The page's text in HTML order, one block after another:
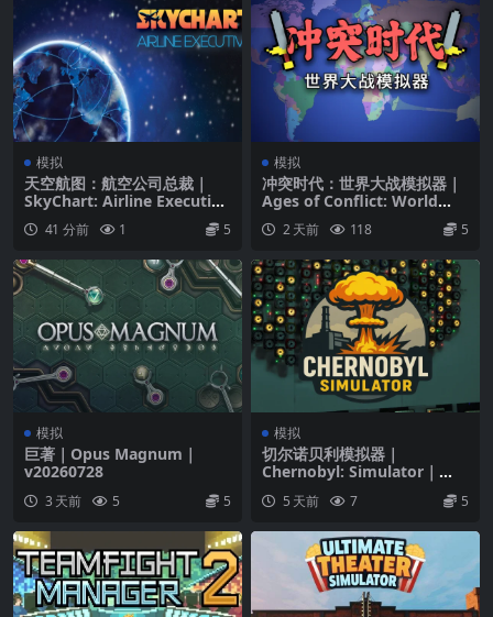
模拟
天空航图：航空公司总裁｜
SkyChart: Airline Executive
41 分前 1 5
模拟
冲突时代：世界大战模拟器｜
Ages of Conflict: World
2 天前 118 5
模拟
巨著｜Opus Magnum｜
v20260728
3 天前 5 5
模拟
切尔诺贝利模拟器｜
Chernobyl: Simulator｜
5 天前 7 5